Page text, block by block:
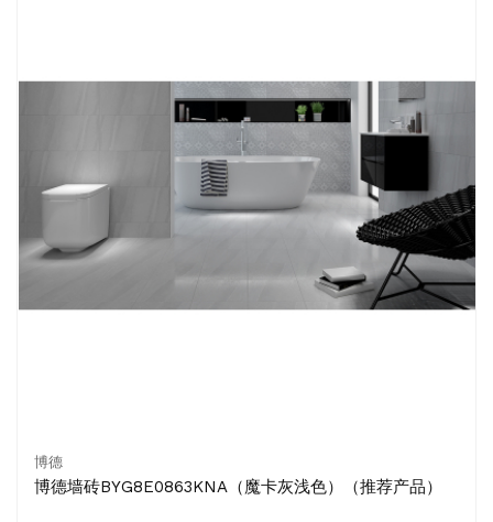
博德
博德墙砖BYG8E0863KNA（魔卡灰浅色）（推荐产品）